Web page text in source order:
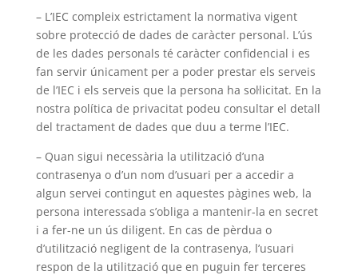
– L’IEC compleix estrictament la normativa vigent
sobre protecció de dades de caràcter personal. L’ús
de les dades personals té caràcter confidencial i es
fan servir únicament per a poder prestar els serveis
de l’IEC i els serveis que la persona ha sol·licitat. En la
nostra política de privacitat podeu consultar el detall
del tractament de dades que duu a terme l’IEC.
– Quan sigui necessària la utilització d’una
contrasenya o d’un nom d’usuari per a accedir a
algun servei contingut en aquestes pàgines web, la
persona interessada s’obliga a mantenir-la en secret
i a fer-ne un ús diligent. En cas de pèrdua o
d’utilització negligent de la contrasenya, l’usuari
respon de la utilització que en puguin fer terceres